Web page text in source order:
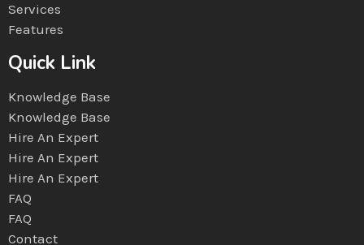
Services
Features
Quick Link
Knowledge Base
Knowledge Base
Hire An Expert
Hire An Expert
Hire An Expert
FAQ
FAQ
Contact